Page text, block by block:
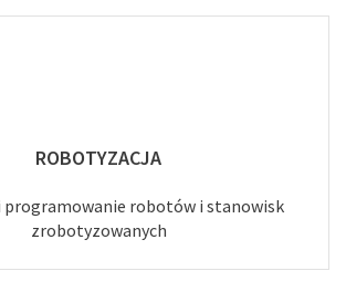
ROBOTYZACJA
programowanie robotów i stanowisk
zrobotyzowanych